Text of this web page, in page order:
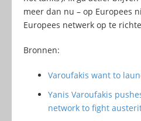
meer dan nu – op Europees
Europees netwerk op te
Bronnen:
Varoufakis want to
Yanis Varoufakis
network to fight